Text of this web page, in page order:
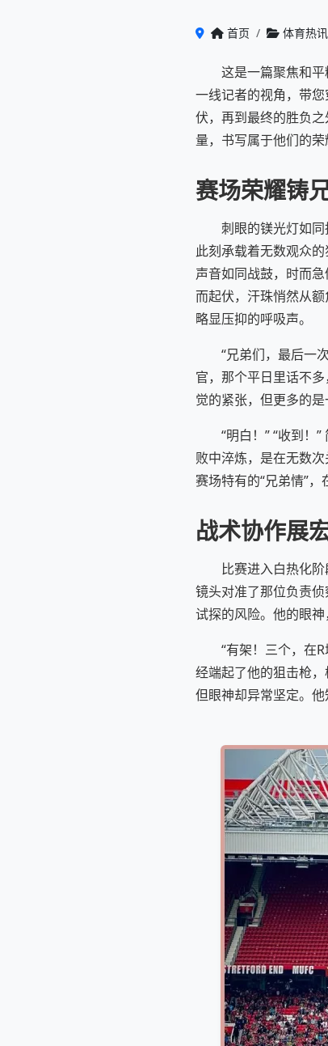
首页 体育热讯
这是一篇聚焦和
一线记者的视角，带
伏，再到最终的胜负
量，书写属于他们的荣
赛场荣耀铸
刺眼的镁光灯如
此刻承载着无数观众
声音如同战鼓，时而
而起伏，汗珠悄然从
略显压抑的呼吸声。
“兄弟们，最后一
官，那个平日里话不
觉的紧张，但更多的
“明白！” “收到！
败中淬炼，是在无数
赛场特有的“兄弟情”，
战术协作展
比赛进入白热化
镜头对准了那位负责
试探的风险。他的眼
“有架！三个，在
经端起了他的狙击枪
但眼神却异常坚定。